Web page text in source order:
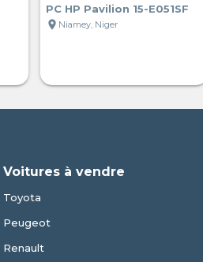
PC HP Pavilion 15-E051SF
location_on Niamey, Niger
Voitures à vendre
Toyota
Peugeot
Renault